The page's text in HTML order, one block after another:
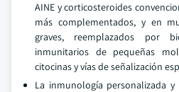
AINE y corticosteroides
más complementados, y en
graves, reemplazados por
inmunitarios de pequeñas
citocinas y vías de señalización
La inmunología personalizada